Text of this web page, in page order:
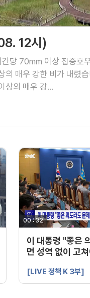
12시)
당 70mm 이상 집중호
매우 강한 비가 내렸
상의 매우 강...
영상 재생시간
00 : 32
이 대통령 "좋은
면 성역 없이 고
[LIVE 정책 K 3부]